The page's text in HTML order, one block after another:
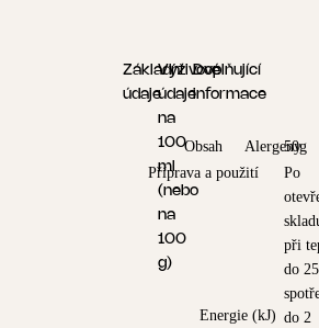
Základní
údaje
Obsah
50g
Příprava a použití
Po
při
do
do 2
Výživové
údaje
na
100
ml
(nebo
na
100
g)
Energie (kJ)
Doplňující
informace
Alergeny